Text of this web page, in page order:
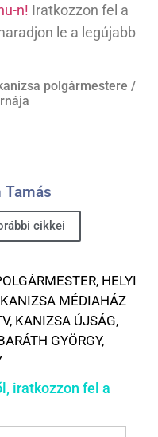
n! Iratkozzon fel a
le a legújabb
polgármestere /
Tamás
cikkei
, HELYI
KANIZSA MÉDIAHÁZ
, KANIZSA ÚJSÁG,
GYÖRGY,
iratkozzon fel a